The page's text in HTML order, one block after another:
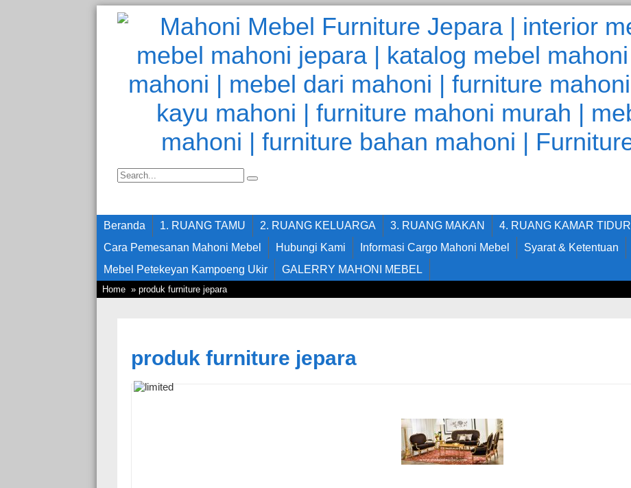
Beranda 1. RUANG TAMU 2. RUANG KELUARGA 3. RUANG MAKAN 4. RUANG KAMAR TIDUR
Cara Pemesanan Mahoni Mebel
Hubungi Kami Informasi Cargo Mahoni Mebel Syarat & Ketentuan
Mebel Petekeyan Kampoeng Ukir
GALERRY MAHONI MEBEL
Home » produk furniture jepara
produk furniture jepara